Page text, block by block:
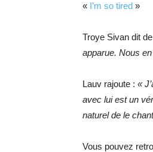
« I’m so tired »
Troye Sivan dit
apparue. Nous
Lauv rajoute : «
avec lui est un
naturel de le
Vous pouvez